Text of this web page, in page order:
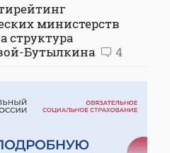
министерств
структура
Бутылкина
4